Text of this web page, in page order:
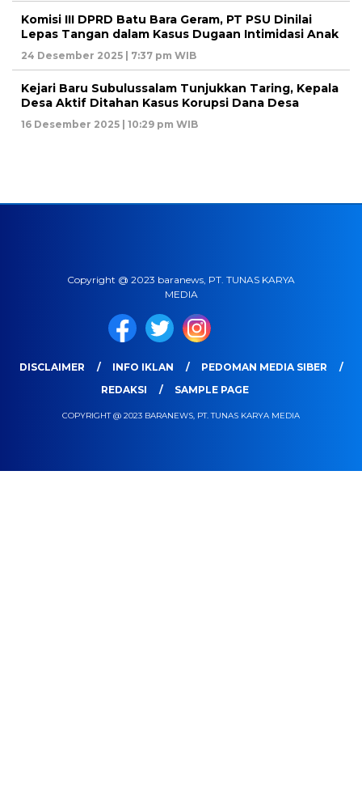
Komisi III DPRD Batu Bara Geram, PT PSU Dinilai
Lepas Tangan dalam Kasus Dugaan Intimidasi Anak
24 Desember 2025 | 7:37 pm WIB
Kejari Baru Subulussalam Tunjukkan Taring, Kepala
Desa Aktif Ditahan Kasus Korupsi Dana Desa
16 Desember 2025 | 10:29 pm WIB
Copyright @ 2023 baranews, PT. TUNAS KARYA
MEDIA
DISCLAIMER INFO IKLAN
PEDOMAN MEDIA SIBER
REDAKSI
SAMPLE PAGE
COPYRIGHT @ 2023 BARANEWS, PT. TUNAS KARYA MEDIA